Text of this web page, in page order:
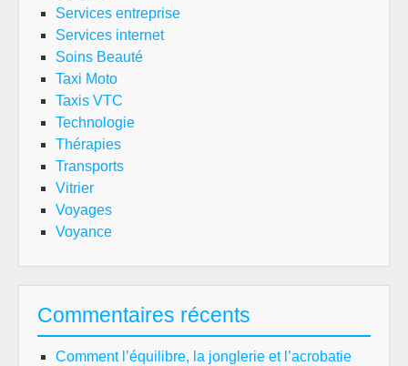
Services entreprise
Services internet
Soins Beauté
Taxi Moto
Taxis VTC
Technologie
Thérapies
Transports
Vitrier
Voyages
Voyance
Commentaires récents
Comment l’équilibre, la jonglerie et l’acrobatie